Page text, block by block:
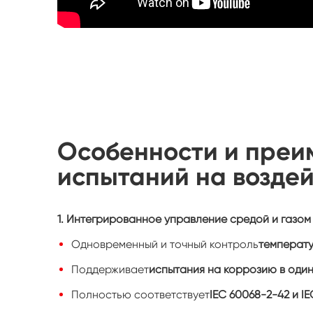
Особенности и
испытаний на
1. Интегрированное управление средой и газом
Одновременный и точный контроль
Поддерживаетиспытания на коррозию в
Полностью соответствуетIEC 60068-2-42 и